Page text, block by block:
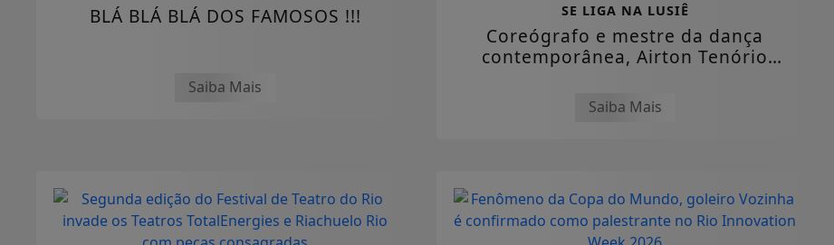
BLÁ BLÁ BLÁ DOS FAMOSOS !!!
Saiba Mais
SE LIGA NA LUSIÊ
Coreógrafo e mestre da dança
contemporânea, Airton Tenório
Saiba Mais